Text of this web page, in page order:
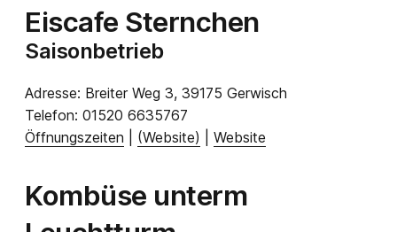
Eiscafe Sternchen
Saisonbetrieb
Adresse: Breiter Weg 3, 39175 Gerwisch
Telefon: 01520 6635767
Öffnungszeiten
(Website) Website
Kombüse unterm